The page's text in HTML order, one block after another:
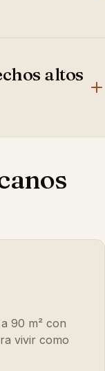
y elementos a
altos
la carpintería
cocina,
la
90 m² con
vivir como